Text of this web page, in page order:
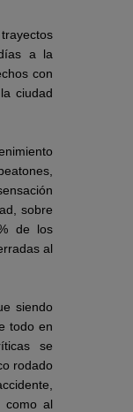
a la
con
ciudad
sobre
de los
al
siendo
todo en
se
rodado
como al